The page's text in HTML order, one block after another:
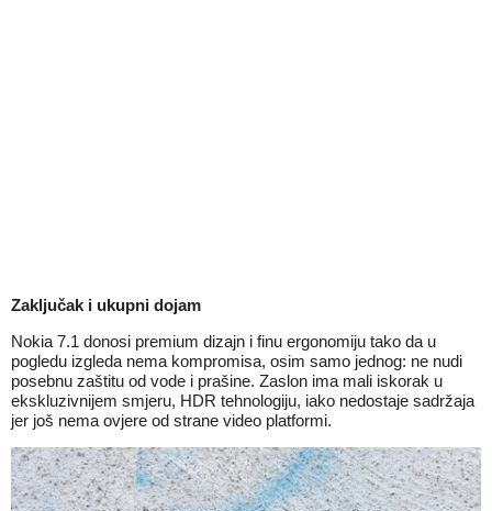
Zaključak i ukupni dojam
Nokia 7.1 donosi premium dizajn i finu ergonomiju tako da u
pogledu izgleda nema kompromisa, osim samo jednog: ne nudi
posebnu zaštitu od vode i prašine. Zaslon ima mali iskorak u
ekskluzivnijem smjeru, HDR tehnologiju, iako nedostaje sadržaja
jer još nema ovjere od strane video platformi.